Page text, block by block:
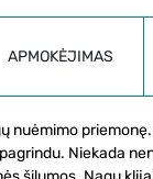
APMOKĖJIMAS
nuėmimo
Niekada